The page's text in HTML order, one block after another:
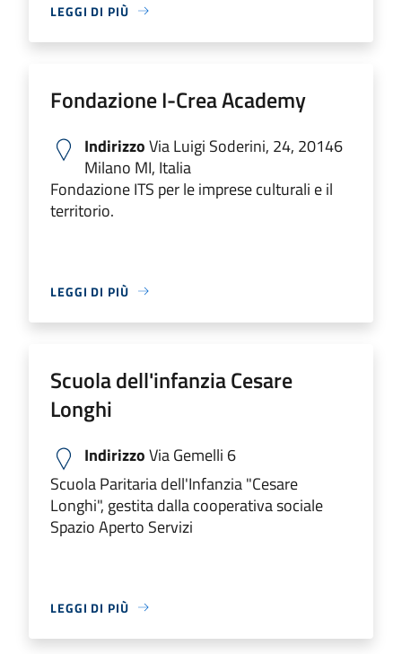
LEGGI DI PIÙ
Fondazione I-Crea Academy
IndirizzoVia Luigi Soderini, 24, 20146
Milano MI, Italia
Fondazione ITS per le imprese culturali e il
territorio.
LEGGI DI PIÙ
Scuola dell'infanzia Cesare
Longhi
IndirizzoVia Gemelli 6
Scuola Paritaria dell'Infanzia "Cesare
Longhi", gestita dalla cooperativa sociale
Spazio Aperto Servizi
LEGGI DI PIÙ